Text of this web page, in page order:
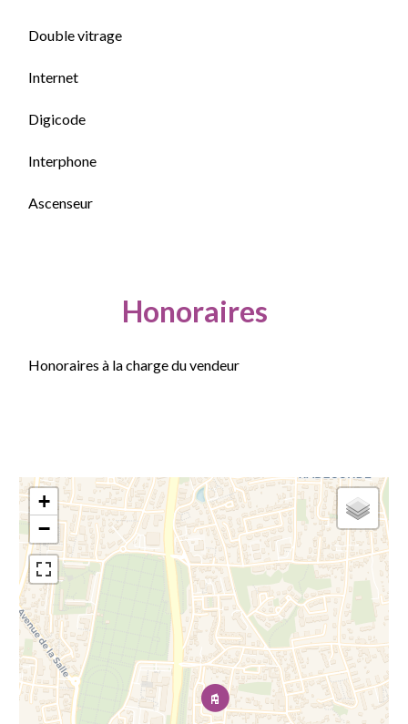
Double vitrage
Internet
Digicode
Interphone
Ascenseur
Honoraires
Honoraires à la charge du vendeur
+
−